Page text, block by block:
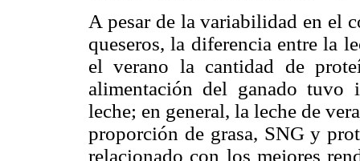
A pesar de la variabilidad en el
queseros, la diferencia entre la
el verano la cantidad de
alimentación del ganado tuvo
leche; en general, la leche de
proporción de grasa, SNG y
relacionado con los mejores